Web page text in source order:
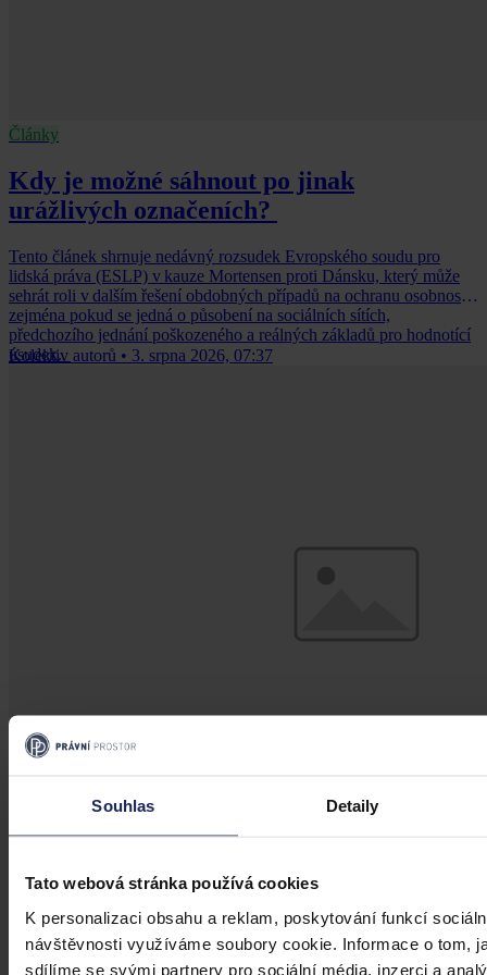
Souhlas Detaily
Tato webová stránka používá cookies
K personalizaci obsahu a reklam, poskytování funkcí
návštěvnosti využíváme soubory cookie. Informace o tom,
sdílíme se svými partnery pro sociální média, inzerci a
Články
Kdy je možné sáhnout po jinak
urážlivých označeních?
Tento článek shrnuje nedávný rozsudek Evropského soudu pro
lidská práva (ESLP) v kauze Mortensen proti Dánsku, který může
sehrát roli v dalším řešení obdobných případů na ochranu osobnosti,
zejména pokud se jedná o působení na sociálních sítích,
předchozího jednání poškozeného a reálných základů pro hodnotící
úsudek.
Kolektiv autorů • 3. srpna 2026, 07:37
Články
Budoucnost dokazování před soudy v
době AI
Umělá inteligence změní soudní proces. Je možné dnes považovat